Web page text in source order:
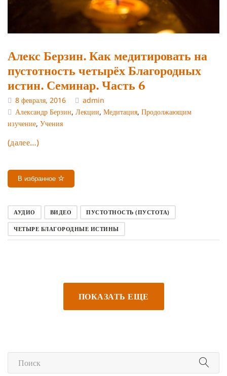
Алекс Берзин. Как медитировать на
пустотность четырёх Благородных
истин. Семинар. Часть 6
8 февраля, 2016
admin
Александр Берзин, Лекции, Медитация, Продолжающим
изучение, Учения
(далее…)
В избранное
АУДИО ВИДЕО ПУСТОТНОСТЬ (ПУСТОТА)
ЧЕТЫРЕ БЛАГОРОДНЫЕ ИСТИНЫ
ПОКАЗАТЬ ЕЩЕ